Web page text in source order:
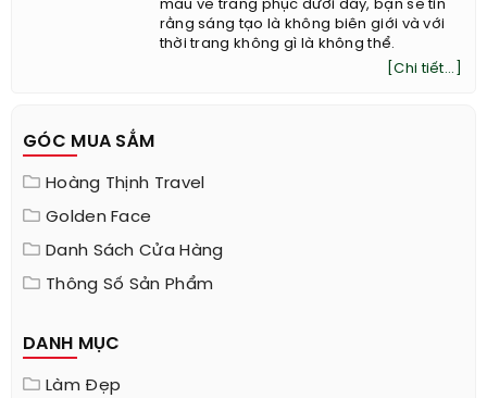
Ngắm những sáng tạo không biên giới trong thời
Thậm chí có những điều còn vượt xa trí
tưởng tượng của con người. Qua những
GÓC MUA SẮM
Hoàng Thịnh Travel
Danh Sách Cửa Hàng
Thông Số Sản Phẩm